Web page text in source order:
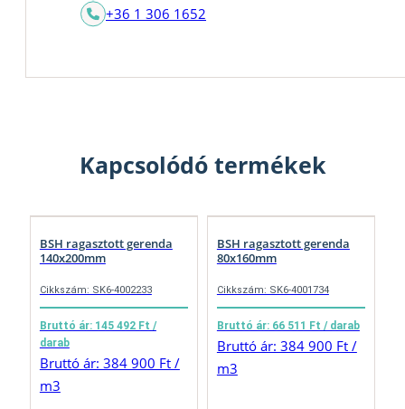
+36 1 306 1652
Kapcsolódó termékek
BSH ragasztott gerenda
140x200mm
Cikkszám: SK6-4002233
Bruttó ár: 145 492 Ft /
darab
Bruttó ár: 384 900 Ft /
m3
BSH ragasztott gerenda
80x160mm
Cikkszám: SK6-4001734
Bruttó ár: 66 511 Ft / darab
Bruttó ár: 384 900 Ft /
m3